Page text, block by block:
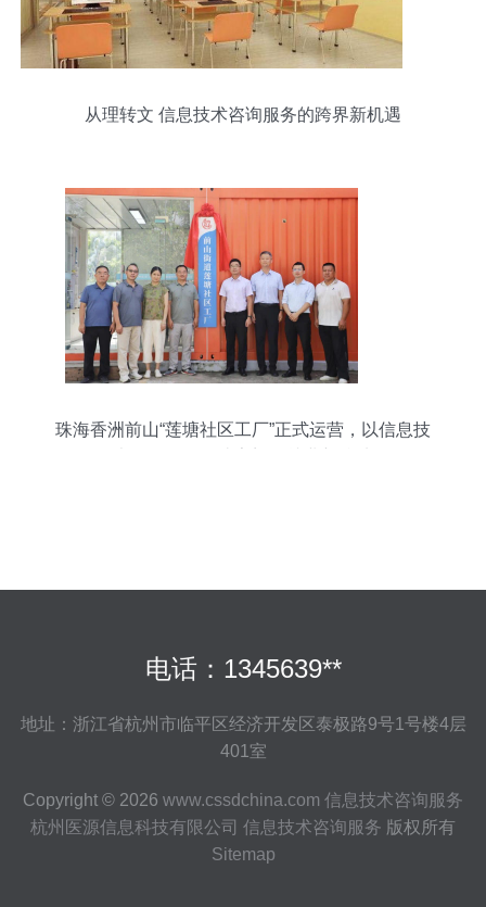
从理转文 信息技术咨询服务的跨界新机遇
珠海香洲前山“莲塘社区工厂”正式运营，以信息技
电话：1345639**
地址：浙江省杭州市临平区经济开发区泰极路9号1号楼4层
401室
Copyright © 2026 www.cssdchina.com 信息技术咨询服务
杭州医源信息科技有限公司 信息技术咨询服务 版权所有
Sitemap